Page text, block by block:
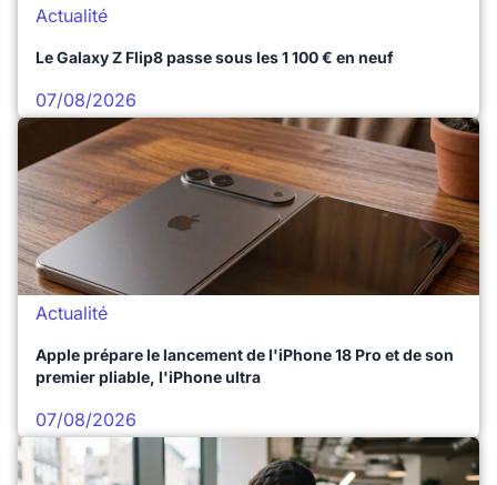
Actualité
Le Galaxy Z Flip8 passe sous les 1 100 € en neuf
07/08/2026
Actualité
Apple prépare le lancement de l'iPhone 18 Pro et de son
premier pliable, l'iPhone ultra
07/08/2026